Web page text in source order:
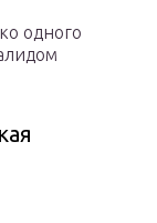
одного